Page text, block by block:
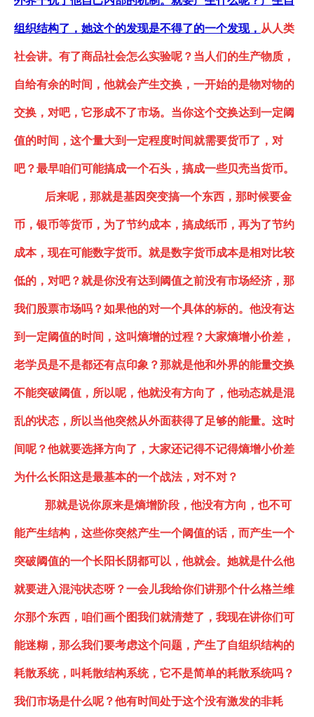
组织结构了，她这个的发现是不得了的一个发现， 从人类
社会讲。有了商品社会怎么实验呢？当人们的生产物质，
自给有余的时间，他就会产生交换，一开始的是物对物的
交换，对吧，它形成不了市场。当你这个交换达到一定阈
值的时间，这个量大到一定程度时间就需要货币了，对
吧？最早咱们可能搞成一个石头，搞成一些贝壳当货币。
后来呢，那就是基因突变搞一个东西，那时候要金
币，银币等货币，为了节约成本，搞成纸币，再为了节约
成本，现在可能数字货币。就是数字货币成本是相对比较
低的，对吧？就是你没有达到阈值之前没有市场经济 ，那
我们股票市场吗？如果他的对一个具体的标的。他没有达
到一定阈值的时间，这叫熵增的过程？大家熵增小价差，
老学员是不是都还有点印象？那就是他和外界的能量交换
不能突破阈值，所以呢，他就没有方向了，他动态就是混
乱的状态，所以当他突然从外面获得了足够的能量。这时
间呢？他就要选择方向了 ， 大家还记得不记得熵增小价差
为什么长阳这是最基本的一个战法，对不对？
那就是说你原来是熵增阶段，他没有方向，也不可
能产生结构，这些你突然产生一个阈值的话，而产生一个
突破阈值的一个长阳长阴都可以 ，他就会。她就是什么他
就要进入混沌状态呀？一会儿我给你们讲那个什么格兰维
尔那个东西，咱们画个图我们就清楚了，我现在讲你们可
能迷糊，那么我们要考虑这个问题，产生了自组织结构的
耗散系统，叫耗散结构系统，它不是简单的耗散系统吗？
我们市场是什么呢？他有时间处于这个没有激发的非耗